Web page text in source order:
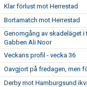
Klar förlust mot Herrestad
Bortamatch mot Herrestad
Genomgång av skadeläget i
Gabben Ali Noor
Veckans profil - vecka 36
Oavgjort på fredagen, men
Derby mot Hamburgsund